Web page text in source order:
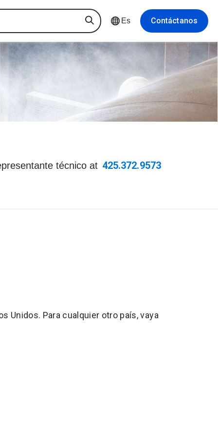
Es Contáctanos
técnico at 425.372.9573
Unidos. Para cualquier otro país, vaya